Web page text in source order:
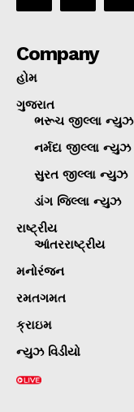
Company
હોમ
ગુજરાત
ભરૂચ જીલ્લા ન્યુઝ
નર્મદા જીલ્લા ન્યુઝ
સુરત જીલ્લા ન્યુઝ
ડાંગ જિલ્લા ન્યુઝ
રાષ્ટ્રીય
આંતરરાષ્ટ્રીય
મનોરંજન
રમતગમત
ક્રાઇમ
ન્યુઝ વિડીયો